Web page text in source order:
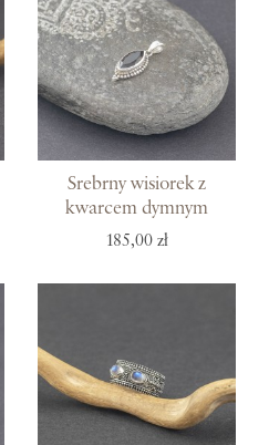
Srebrny wisiorek z
kwarcem dymnym
185,00 zł